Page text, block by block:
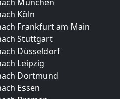
Köln
Frankfurt am Main
Stuttgart
Düsseldorf
Leipzig
Dortmund
Essen